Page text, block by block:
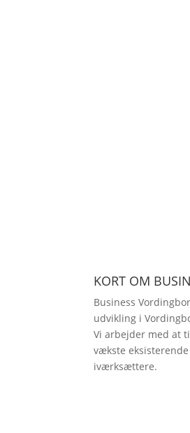
KORT OM
Business
udvikling i
Vi arbejder med at
vækste
iværksættere.